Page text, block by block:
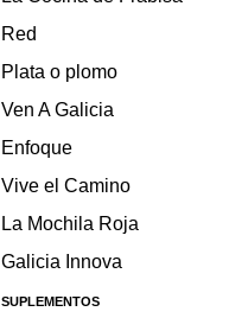
Red
Plata o plomo
Ven A Galicia
Enfoque
Vive el Camino
La Mochila Roja
Galicia Innova
SUPLEMENTOS